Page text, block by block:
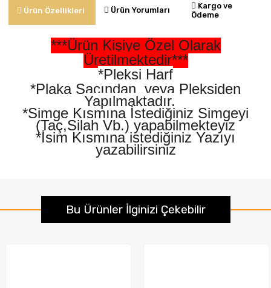
Ürün Özellikleri Ürün Yorumları
Kargo ve
Ödeme
***Ürün Kişiye Özel Olarak
Üretilmektedir***
*Pleksi Harf
*Plaka Sacından veya Pleksiden
Yapılmaktadır.
*Simge Kısmına İstediğiniz Simgeyi
(Taç,Silah Vb.) yapabilmekteyiz
*İsim Kısmına istediğiniz Yazıyı
yazabilirsiniz
Bu Ürünler İlginizi Çekebilir